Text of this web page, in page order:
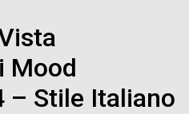
Mood
– Stile Italiano